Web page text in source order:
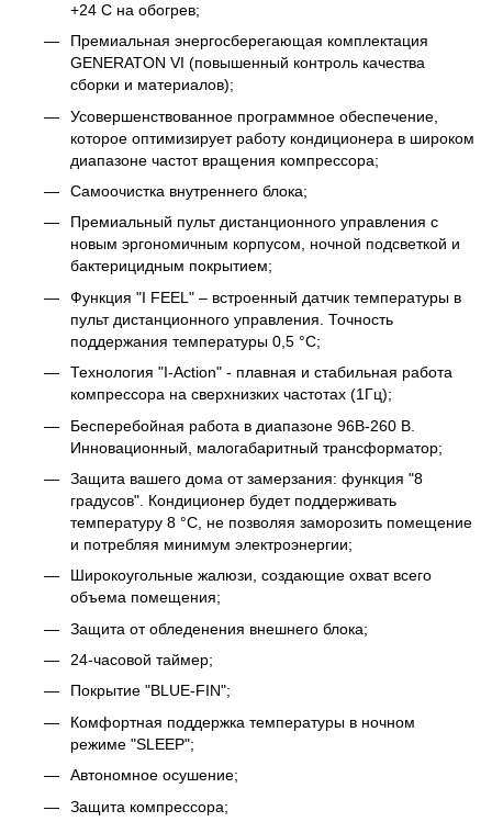
+24 C на обогрев;
Премиальная энергосберегающая комплектация
GENERATON VI (повышенный контроль качества
сборки и материалов);
Усовершенствованное программное обеспечение,
которое оптимизирует работу кондиционера в широком
диапазоне частот вращения компрессора;
Самоочистка внутреннего блока;
Премиальный пульт дистанционного управления с
новым эргономичным корпусом, ночной подсветкой и
бактерицидным покрытием;
Функция "I FEEL" – встроенный датчик температуры в
пульт дистанционного управления. Точность
поддержания температуры 0,5 °C;
Технология "I-Action" - плавная и стабильная работа
компрессора на сверхнизких частотах (1Гц);
Бесперебойная работа в диапазоне 96В-260 В.
Инновационный, малогабаритный трансформатор;
Защита вашего дома от замерзания: функция "8
градусов". Кондиционер будет поддерживать
температуру 8 °C, не позволяя заморозить помещение
и потребляя минимум электроэнергии;
Широкоугольные жалюзи, создающие охват всего
объема помещения;
Защита от обледенения внешнего блока;
24-часовой таймер;
Покрытие "BLUE-FIN";
Комфортная поддержка температуры в ночном
режиме "SLEEP";
Автономное осушение;
Защита компрессора;